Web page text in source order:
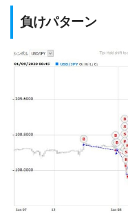
負けパターン